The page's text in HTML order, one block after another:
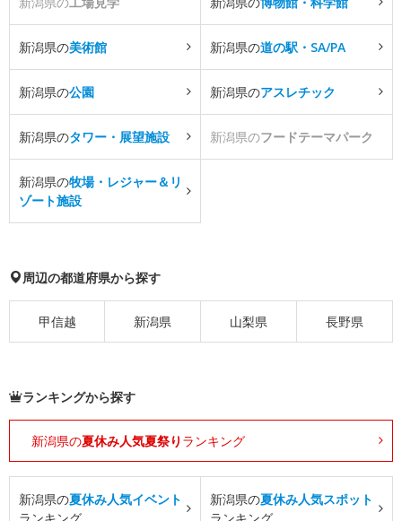
新潟県の美術館 新潟県の道の駅・SA/PA
新潟県の公園 新潟県のアスレチック
新潟県のタワー・展望施設 新潟県のフードテーマパーク
新潟県の牧場・レジャー＆リ
ゾート施設
周辺の都道府県から探す
甲信越 新潟県 山梨県 長野県
ランキングから探す
新潟県の夏休み人気夏祭り ランキング
新潟県の夏休み人気イベント
新潟県の夏休み人気スポット